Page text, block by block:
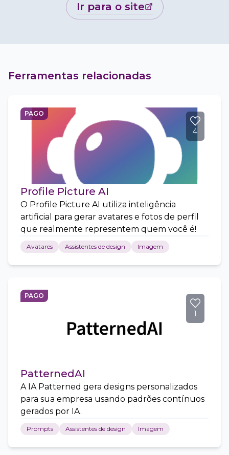
ir para o site
Ferramentas relacionadas
PAGO
4
Profile Picture AI
O Profile Picture AI utiliza inteligência
artificial para gerar avatares e fotos de perfil
que realmente representem quem você é!
Avatares Assistentes de design Imagem
PAGO
1
PatternedAI
A IA Patterned gera designs personalizados
para sua empresa usando padrões contínuos
gerados por IA.
Prompts Assistentes de design Imagem